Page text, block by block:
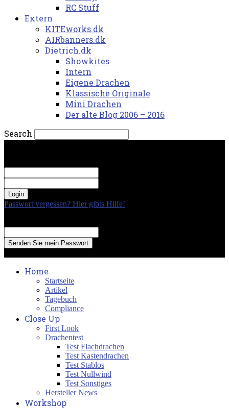
RC Stuff
Extern
KITEworks.dk
AIRbanners.dk
Dietrich.dk
Showkites
Intern
Eigene Drachen
Klassische Originale
Mini Drachen
Der alte Blog 2006 – 2016
Search
Passwort vergessen? Hier gibts Hilfe!
Home
Startseite
Artikel
Tagebuch
Compliance
Close Up
First Look
Drachentest
Test Flachdrachen
Test Kastendrachen
Test Stablos
Test Nullwind
Test Sonstiges
Hersteller News
Workshop